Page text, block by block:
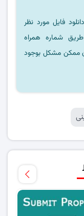
فایل مورد نظر
شماره همراه
ممکن مشکل بوجود